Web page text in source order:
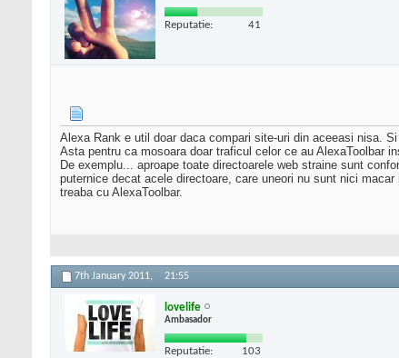
Reputatie: 41
Alexa Rank e util doar daca compari site-uri din aceeasi nisa.
Asta pentru ca mosoara doar traficul celor ce au AlexaToolbar
De exemplu... aproape toate directoarele web straine sunt
puternice decat acele directoare, care uneori nu sunt nici
treaba cu AlexaToolbar.
7th January 2011, 21:55
lovelife
Ambasador
Reputatie: 103